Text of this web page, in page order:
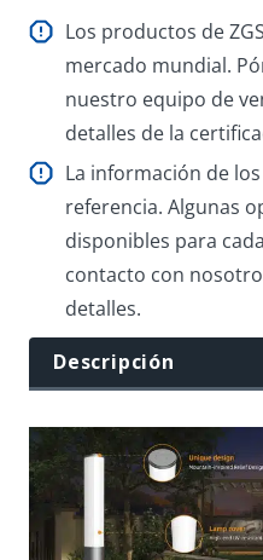
Los productos de
mercado mundial.
nuestro equipo de
detalles de la
La información de
referencia. Algunas
disponibles para
contacto con
detalles.
Descripción